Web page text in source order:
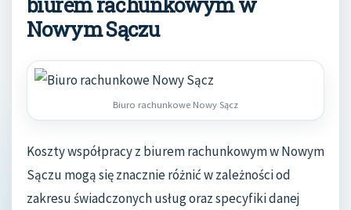
Nowym Sączu
Biuro rachunkowe Nowy Sącz
Koszty współpracy z biurem rachunkowym w Nowym
Sączu mogą się znacznie różnić w zależności od
zakresu świadczonych usług oraz specyfiki danej